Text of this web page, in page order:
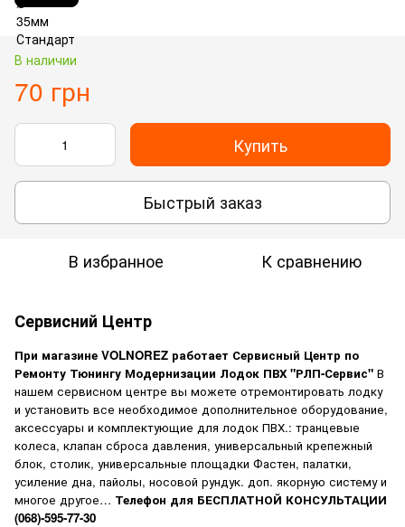
В наличии
70 грн
Купить
Быстрый заказ
В избранное К сравнению
Сервисний Центр
При магазине VOLNOREZ работает Сервисный Центр по
Ремонту Тюнингу Модернизации Лодок ПВХ "РЛП-Сервис" В
нашем сервисном центре вы можете отремонтировать лодку
и установить все необходимое дополнительное оборудование,
аксессуары и комплектующие для лодок ПВХ.: транцевые
колеса, клапан сброса давления, универсальный крепежный
блок, столик, универсальные площадки Фастен, палатки,
усиление дна, пайолы, носовой рундук. доп. якорную систему и
многое другое… Телефон для БЕСПЛАТНОЙ КОНСУЛЬТАЦИИ
(068)-595-77-30